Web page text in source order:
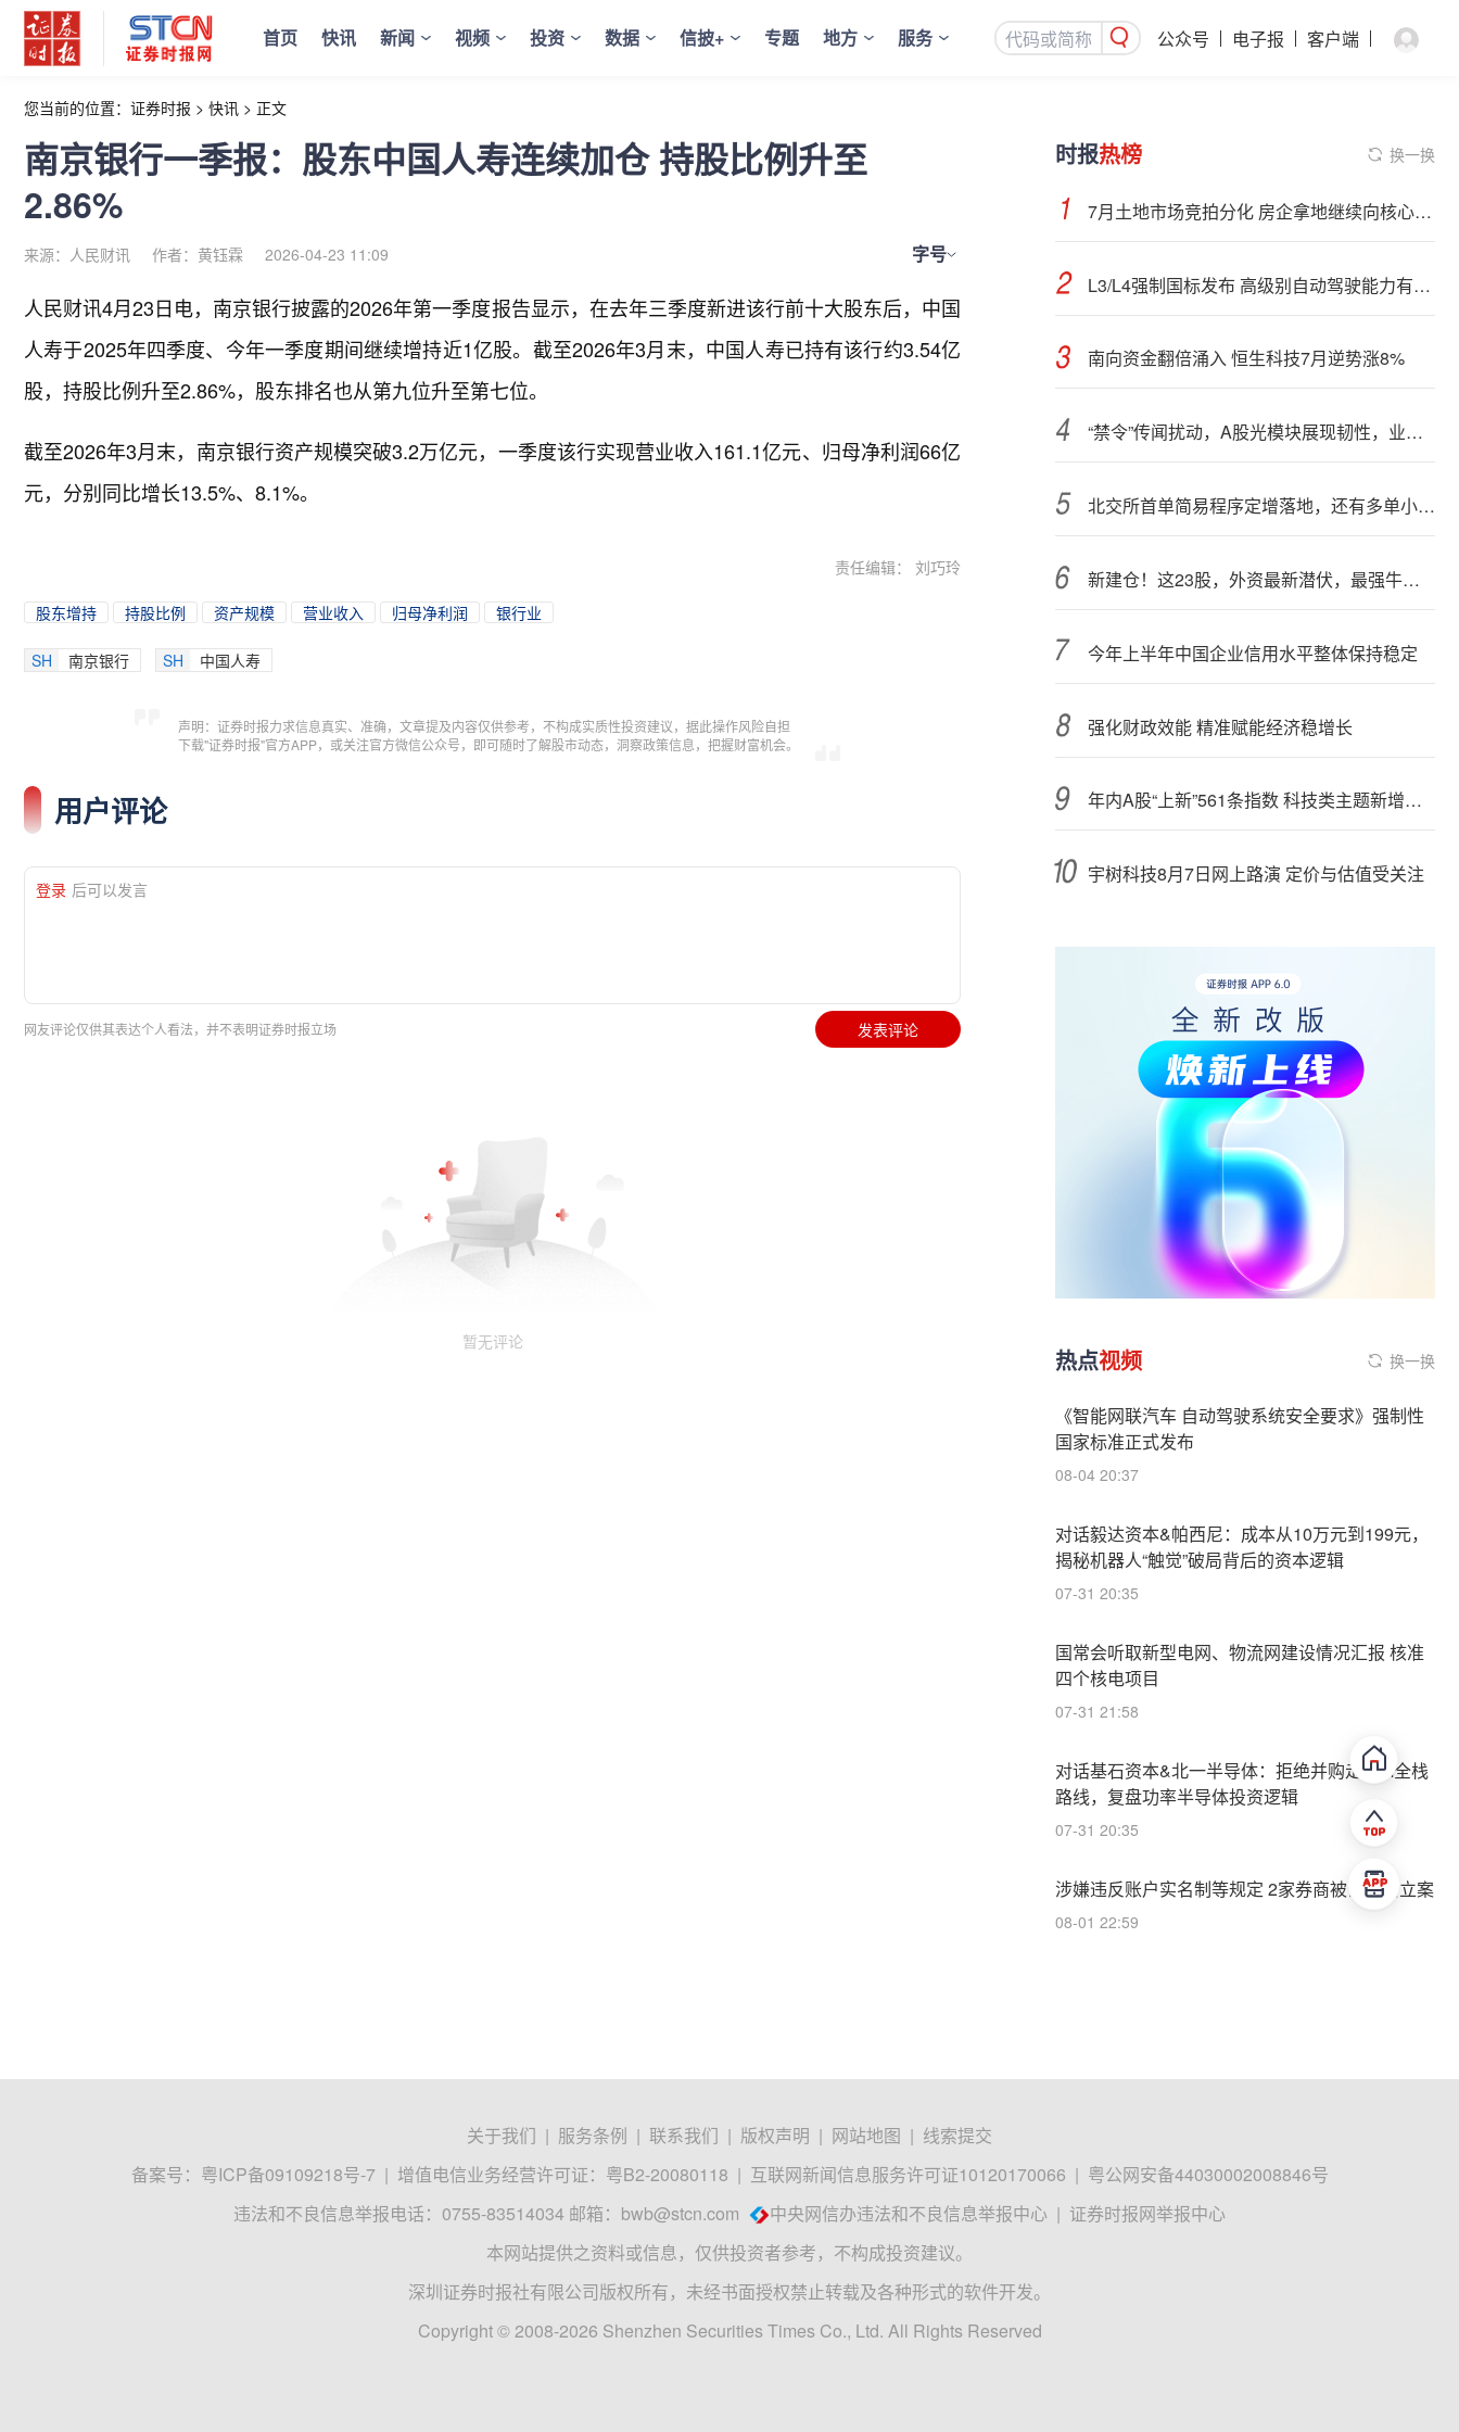
首页 快讯 新闻 视频 投资 数据 信披+ 专题 地方 服务 公众号 电子报 客户端
您当前的位置： 证券时报 > 快讯 > 正文
南京银行一季报：股东中国人寿连续加仓 持股比例升至
2.86%
来源：人民财讯 作者：黄钰霖 2026-04-23 11:09 字号
人民财讯4月23日电， 南京银行披露的2026年第一季度报告显示，在去年三季度新进该行前十大股东后，中国
人寿于2025年四季度、今年一季度期间继续增持近1亿股。截至2026年3月末，中国人寿已持有该行约3.54亿
股，持股比例升至2.86%，股东排名也从第九位升至第七位。
截至2026年3月末，南京银行资产规模突破3.2万亿元，一季度该行实现营业收入161.1亿元、归母净利润66亿
元，分别同比增长13.5%、8.1%。
责任编辑： 刘巧玲
股东增持 持股比例 资产规模 营业收入 归母净利润 银行业
SH 南京银行 SH 中国人寿
声明：证券时报力求信息真实、准确，文章提及内容仅供参考，不构成实质性投资建议，据此操作风险自担
下载"证券时报"官方APP，或关注官方微信公众号，即可随时了解股市动态，洞察政策信息，把握财富机会。
用户评论
登录 后可以发言
网友评论仅供其表达个人看法，并不表明证券时报立场 发表评论
暂无评论
时报热榜 换一换
7月土地市场竞拍分化 房企拿地继续向核心城市聚集
L3/L4强制国标发布 高级别自动驾驶能力有望看齐“老司机”
南向资金翻倍涌入 恒生科技7月逆势涨8%
“禁令”传闻扰动，A股光模块展现韧性，业内人士：预计落地难度大
北交所首单简易程序定增落地，还有多单小额快速融资推进中
新建仓！这23股，外资最新潜伏，最强牛股在列
今年上半年中国企业信用水平整体保持稳定
强化财政效能 精准赋能经济稳增长
年内A股“上新”561条指数 科技类主题新增较多
宇树科技8月7日网上路演 定价与估值受关注
热点视频 换一换
《智能网联汽车 自动驾驶系统安全要求》强制性
国家标准正式发布
08-04 20:37
对话毅达资本&帕西尼：成本从10万元到199元，
揭秘机器人“触觉”破局背后的资本逻辑
07-31 20:35
国常会听取新型电网、物流网建设情况汇报 核准
四个核电项目
07-31 21:58
对话基石资本&北一半导体：拒绝并购走IDM全栈
路线，复盘功率半导体投资逻辑
07-31 20:35
涉嫌违反账户实名制等规定 2家券商被证监会立案
08-01 22:59
关于我们 | 服务条例 | 联系我们 | 版权声明 | 网站地图 | 线索提交
备案号： 粤ICP备09109218号-7 | 增值电信业务经营许可证：粤B2-20080118 | 互联网新闻信息服务许可证10120170066 | 粤公网安备44030002008846号
违法和不良信息举报电话：0755-83514034 邮箱： bwb@stcn.com 中央网信办违法和不良信息举报中心 | 证券时报网举报中心
本网站提供之资料或信息，仅供投资者参考，不构成投资建议。
深圳证券时报社有限公司版权所有，未经书面授权禁止转载及各种形式的软件开发。
Copyright © 2008-2026 Shenzhen Securities Times Co., Ltd. All Rights Reserved